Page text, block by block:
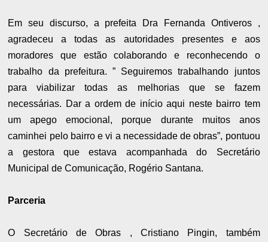
Em seu discurso, a prefeita Dra Fernanda Ontiveros ,
agradeceu a todas as autoridades presentes e aos
moradores que estão colaborando e reconhecendo o
trabalho da prefeitura. ” Seguiremos trabalhando juntos
para viabilizar todas as melhorias que se fazem
necessárias. Dar a ordem de início aqui neste bairro tem
um apego emocional, porque durante muitos anos
caminhei pelo bairro e vi a necessidade de obras”, pontuou
a gestora que estava acompanhada do Secretário
Municipal de Comunicação, Rogério Santana.
Parceria
O Secretário de Obras , Cristiano Pingin, também